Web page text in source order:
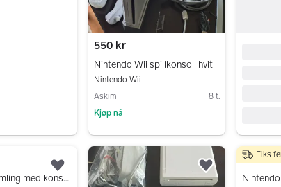
550 kr
Nintendo Wii spillkonsoll hvit
Nintendo Wii
Askim
8 t.
Kjøp nå
Gå til annonsen
Nintendo: samling med konsoller, spill og tilbehør Legg til som favoritt. Legg til som
1 200 kr
Fiks